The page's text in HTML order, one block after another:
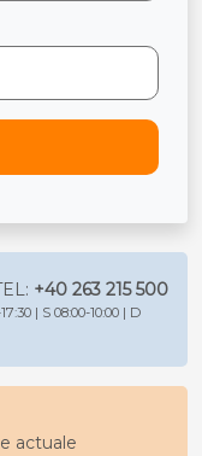
+40 263 215 500
| S 08:00-10:00 | D
actuale